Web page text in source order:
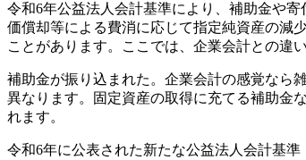
令和6年公益法人会計基準により、補助金や
価償却等による費消に応じて指定純資産の減
ことがあります。ここでは、企業会計との違
補助金が振り込まれた。企業会計の感覚なら
異なります。固定資産の取得に充てる補助金
れます。
令和6年に公表された新たな公益法人会計基